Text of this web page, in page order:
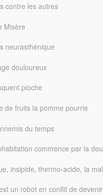
contre les autres
Misère
neurasthénique
douloureux
pioche
de fruits la pomme pourrie
du temps
commence par la
insipide, thermo-acide, la
un robot en conflit de devenir